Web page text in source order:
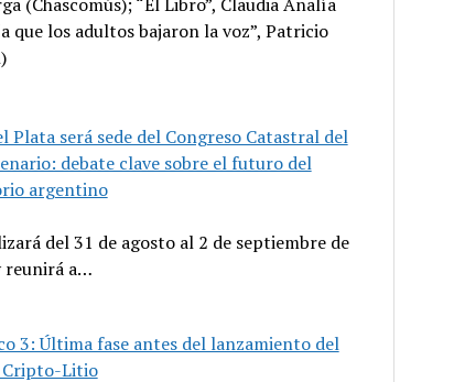
que los adultos bajaron la voz”, Patricio
Plata será sede del Congreso Catastral del
debate clave sobre el futuro del
argentino
del 31 de agosto al 2 de septiembre de
reunirá a…
3: Última fase antes del lanzamiento del
Litio